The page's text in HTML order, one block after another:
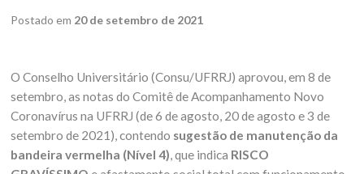
Postado em 20 de setembro de 2021
O Conselho Universitário (Consu/UFRRJ) aprovou, em 8 de
setembro, as notas do Comitê de Acompanhamento Novo
Coronavírus na UFRRJ (de 6 de agosto, 20 de agosto e 3 de
setembro de 2021), contendo sugestão de manutenção da
bandeira vermelha (Nível 4), que indica RISCO